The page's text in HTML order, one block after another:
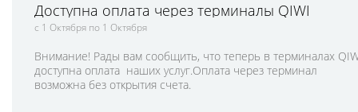
Доступна оплата через терминалы QIWI
с 1 Октября по 1 Октября
Внимание! Рады вам сообщить, что теперь в терминалах
доступна оплата наших услуг.Оплата через терминал
возможна без открытия счета.